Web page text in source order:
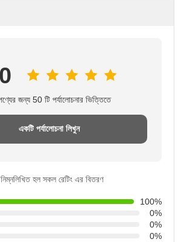
জন্য 50 টি পর্যালোচনার ভিত্তিতে
একটি পর্যালোচনা লিখুন
নিম্নলিখিত হল সকল রেটিং এর বিতরণ
100%
0%
0%
0%